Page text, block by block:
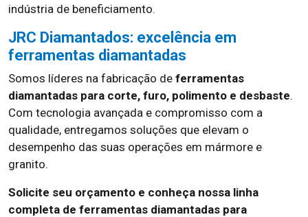
indústria de beneficiamento.
JRC Diamantados: excelência em
ferramentas diamantadas
Somos líderes na fabricação de ferramentas
diamantadas para corte, furo, polimento e desbaste.
Com tecnologia avançada e compromisso com a
qualidade, entregamos soluções que elevam o
desempenho das suas operações em mármore e
granito.
Solicite seu orçamento e conheça nossa linha
completa de ferramentas diamantadas para